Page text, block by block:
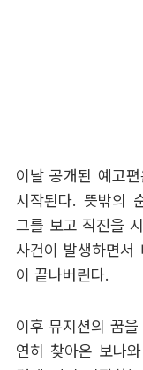
이날 공개된 예고
시작된다. 뜻밖의
그를 보고 직진을
사건이 발생하면서
이 끝나버린다.
이후 뮤지션의 꿈
연히 찾아온 보나